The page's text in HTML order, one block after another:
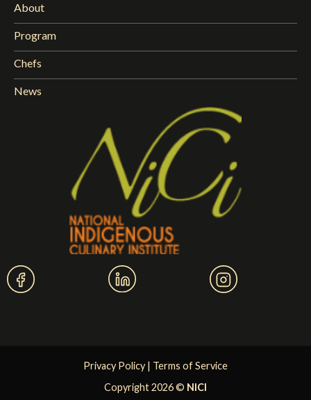
About
Program
Chefs
News
Privacy Policy
Terms of Service
Copyright 2026 © NICI